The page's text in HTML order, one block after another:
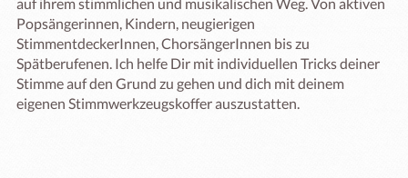
Popsängerinnen, Kindern, neugierigen
StimmentdeckerInnen, ChorsängerInnen bis zu
Spätberufenen. Ich helfe Dir mit individuellen Tricks deiner
Stimme auf den Grund zu gehen und dich mit deinem
eigenen Stimmwerkzeugskoffer auszustatten.